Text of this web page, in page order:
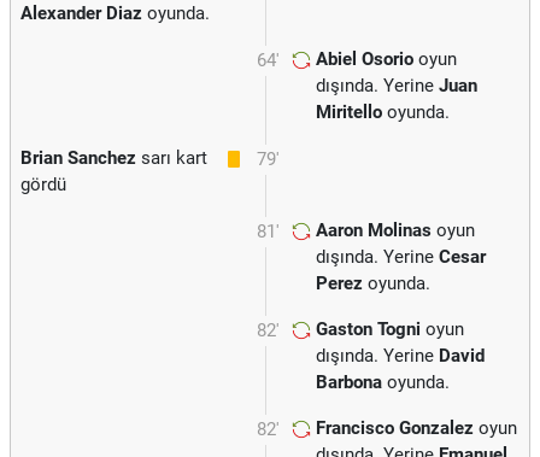
Alexander Diaz oyunda.
64' Abiel Osorio oyun
dışında. Yerine Juan
Miritello oyunda.
79'
Brian Sanchez sarı kart
gördü
81' Aaron Molinas oyun
dışında. Yerine Cesar
Perez oyunda.
82' Gaston Togni oyun
dışında. Yerine David
Barbona oyunda.
82' Francisco Gonzalez oyun